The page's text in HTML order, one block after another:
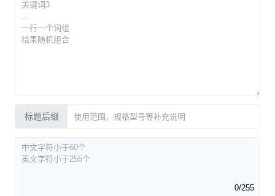
标题后缀
0/255